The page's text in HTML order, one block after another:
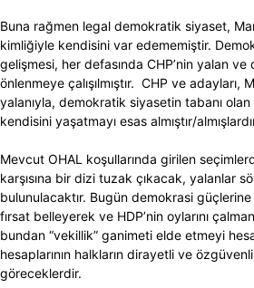
Buna rağmen legal demokratik siyaset,
kimliğiyle kendisini var edememiştir.
gelişmesi, her defasında CHP’nin yalan
önlenmeye çalışılmıştır. CHP ve adayları,
yalanıyla, demokratik siyasetin tabanı
kendisini yaşatmayı esas almıştır/
Mevcut OHAL koşullarında girilen
karşısına bir dizi tuzak çıkacak, yalanlar
bulunulacaktır. Bugün demokrasi güçlerine
fırsat belleyerek ve HDP’nin oylarını
bundan “vekillik” ganimeti elde etmeyi
hesaplarının halkların dirayetli ve
göreceklerdir.